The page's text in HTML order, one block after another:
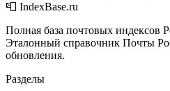
📮 IndexBase.ru
Полная база почтовых индексов
Эталонный справочник Почты
обновления.
Разделы